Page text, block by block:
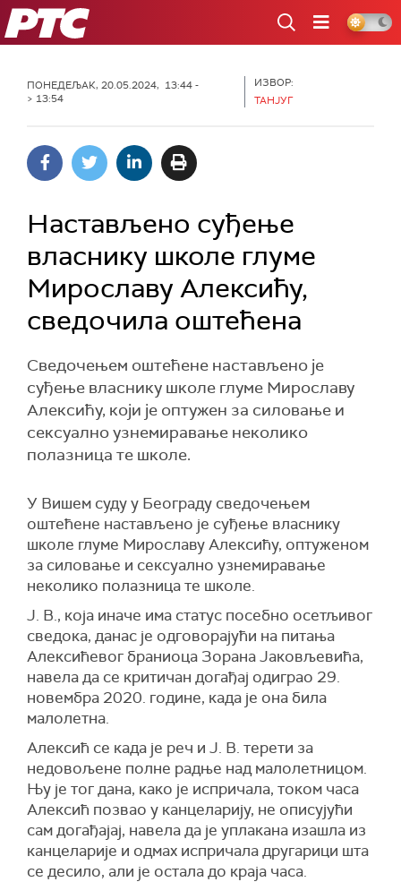
РТС
ПОНЕДЕЉАК, 20.05.2024, 13:44 -
> 13:54
ИЗВОР:
ТАНЈУГ
Настављено суђење
власнику школе глуме
Мирославу Алексићу,
сведочила оштећена
Сведочењем оштећене настављено је
суђење власнику школе глуме Мирославу
Алексићу, који је оптужен за силовање и
сексуално узнемиравање неколико
полазница те школе.
У Вишем суду у Београду сведочењем
оштећене настављено је суђење власнику
школе глуме Мирославу Алексићу, оптуженом
за силовање и сексуално узнемиравање
неколико полазница те школе.
Ј. В., која иначе има статус посебно осетљивог
сведока, данас је одговорајући на питања
Алексићевог браниоца Зорана Јаковљевића,
навела да се критичан догађај одиграо 29.
новембра 2020. године, када је она била
малолетна.
Алексић се када је реч и Ј. В. терети за
недовољене полне радње над малолетницом.
Њу је тог дана, како је испричала, током часа
Алексић позвао у канцеларију, не описујући
сам догађајај, навела да је уплакана изашла из
канцеларије и одмах испричала другарици шта
се десило, али је остала до краја часа.